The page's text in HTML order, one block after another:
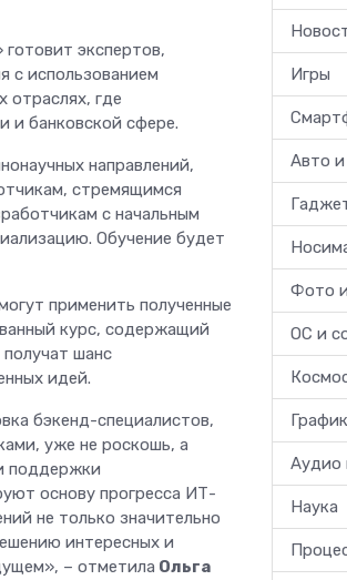
экспертов,
с использованием
отраслях, где
и банковской сфере.
направлений,
стремящимся
с начальным
Обучение будет
применить полученные
курс, содержащий
шанс
идей.
бэкенд-специалистов,
уже не роскошь, а
поддержки
основу прогресса ИТ-
не только значительно
интересных и
– отметила Ольга
Игры
Авто
Фото
ОС и
Аудио
Наука